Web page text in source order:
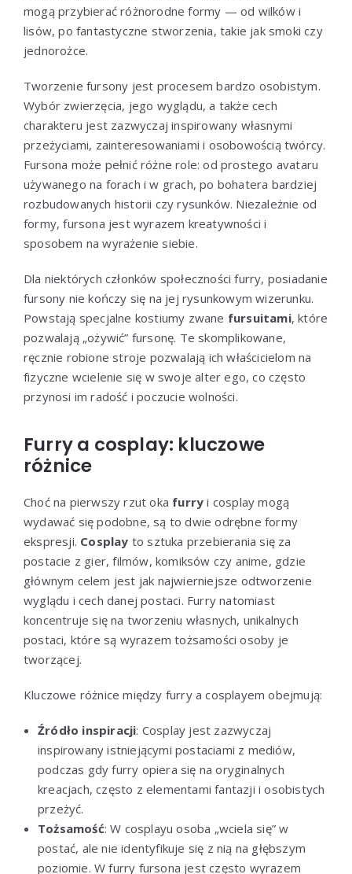
mogą przybierać różnorodne formy — od wilków i
lisów, po fantastyczne stworzenia, takie jak smoki czy
jednorożce.
Tworzenie fursony jest procesem bardzo osobistym.
Wybór zwierzęcia, jego wyglądu, a także cech
charakteru jest zazwyczaj inspirowany własnymi
przeżyciami, zainteresowaniami i osobowością twórcy.
Fursona może pełnić różne role: od prostego avataru
używanego na forach i w grach, po bohatera bardziej
rozbudowanych historii czy rysunków. Niezależnie od
formy, fursona jest wyrazem kreatywności i
sposobem na wyrażenie siebie.
Dla niektórych członków społeczności furry, posiadanie
fursony nie kończy się na jej rysunkowym wizerunku.
Powstają specjalne kostiumy zwane fursuitami, które
pozwalają „ożywić” fursonę. Te skomplikowane,
ręcznie robione stroje pozwalają ich właścicielom na
fizyczne wcielenie się w swoje alter ego, co często
przynosi im radość i poczucie wolności.
Furry a cosplay: kluczowe
różnice
Choć na pierwszy rzut oka furry i cosplay mogą
wydawać się podobne, są to dwie odrębne formy
ekspresji. Cosplay to sztuka przebierania się za
postacie z gier, filmów, komiksów czy anime, gdzie
głównym celem jest jak najwierniejsze odtworzenie
wyglądu i cech danej postaci. Furry natomiast
koncentruje się na tworzeniu własnych, unikalnych
postaci, które są wyrazem tożsamości osoby je
tworzącej.
Kluczowe różnice między furry a cosplayem obejmują:
Źródło inspiracji: Cosplay jest zazwyczaj
inspirowany istniejącymi postaciami z mediów,
podczas gdy furry opiera się na oryginalnych
kreacjach, często z elementami fantazji i osobistych
przeżyć.
Tożsamość: W cosplayu osoba „wciela się” w
postać, ale nie identyfikuje się z nią na głębszym
poziomie. W furry fursona jest często wyrazem